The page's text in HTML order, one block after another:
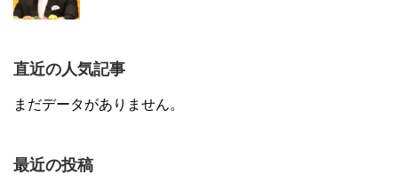
直近の人気記事
まだデータがありません。
最近の投稿